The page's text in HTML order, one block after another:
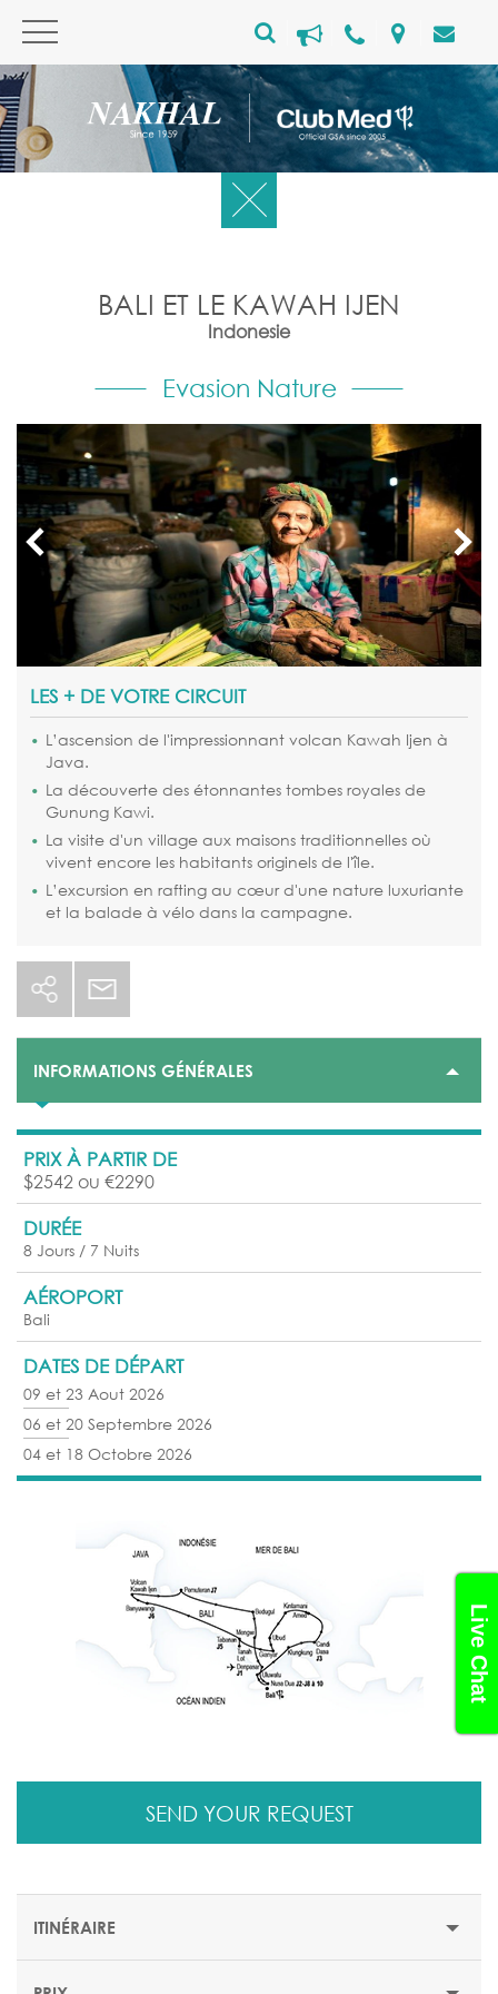
Live Chat
BALI ET LE KAWAH IJEN
Indonesie
Evasion Nature
LES + DE VOTRE CIRCUIT
L’ascension de l'impressionnant volcan Kawah Ijen à
Java.
La découverte des étonnantes tombes royales de
Gunung Kawi.
La visite d'un village aux maisons traditionnelles où
vivent encore les habitants originels de l'île.
L’excursion en rafting au cœur d'une nature luxuriante
et la balade à vélo dans la campagne.
INFORMATIONS GÉNÉRALES
PRIX À PARTIR DE
$2542 ou €2290
DURÉE
8 Jours / 7 Nuits
AÉROPORT
Bali
DATES DE DÉPART
09 et 23 Aout 2026
06 et 20 Septembre 2026
04 et 18 Octobre 2026
SEND YOUR REQUEST
ITINÉRAIRE